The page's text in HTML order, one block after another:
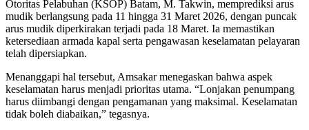
Otoritas Pelabuhan (KSOP) Batam, M. Takwin, memprediksi arus
mudik berlangsung pada 11 hingga 31 Maret 2026, dengan puncak
arus mudik diperkirakan terjadi pada 18 Maret. Ia memastikan
ketersediaan armada kapal serta pengawasan keselamatan pelayaran
telah dipersiapkan.
Menanggapi hal tersebut, Amsakar menegaskan bahwa aspek
keselamatan harus menjadi prioritas utama. “Lonjakan penumpang
harus diimbangi dengan pengamanan yang maksimal. Keselamatan
tidak boleh diabaikan,” tegasnya.